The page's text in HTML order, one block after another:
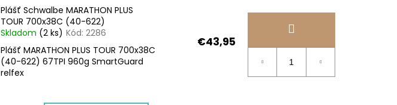
Plášť Schwalbe MARATHON PLUS
TOUR 700x38C (40-622)
Skladom (2 ks) Kód: 2286
Plášť MARATHON PLUS TOUR 700x38C
(40-622) 67TPI 960g SmartGuard
relfex
€43,95